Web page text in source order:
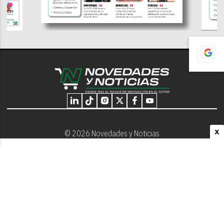
X
© 2026 Novedades y Noticias